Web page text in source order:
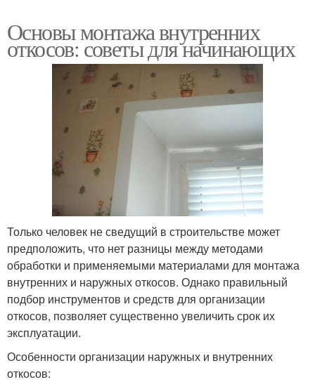
Основы монтажа внутренних
откосов: советы для начинающих
Только человек не сведущий в строительстве может
предположить, что нет разницы между методами
обработки и применяемыми материалами для монтажа
внутренних и наружных откосов. Однако правильный
подбор инструментов и средств для организации
откосов, позволяет существенно увеличить срок их
эксплуатации.
Особенности организации наружных и внутренних
откосов: